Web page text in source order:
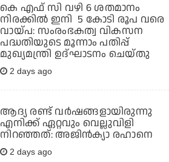
കെ എഫ് സി വഴി 6 ശതമാനം
നിരക്കിൽ ഇനി 5 കോടി രൂപ വരെ
വായ്പ: സംരംഭകത്വ വികസന
പദ്ധതിയുടെ മൂന്നാം പതിപ്പ്
മുഖ്യമന്ത്രി ഉദ്ഘാടനം ചെയ്തു
2 days ago
ആദ്യ രണ്ട് വര്‍ഷങ്ങളായിരുന്നു
എനിക്ക് ഏറ്റവും വെല്ലുവിളി
നിറഞ്ഞത്: അജിന്‍ക്യാ രഹാനെ
2 days ago